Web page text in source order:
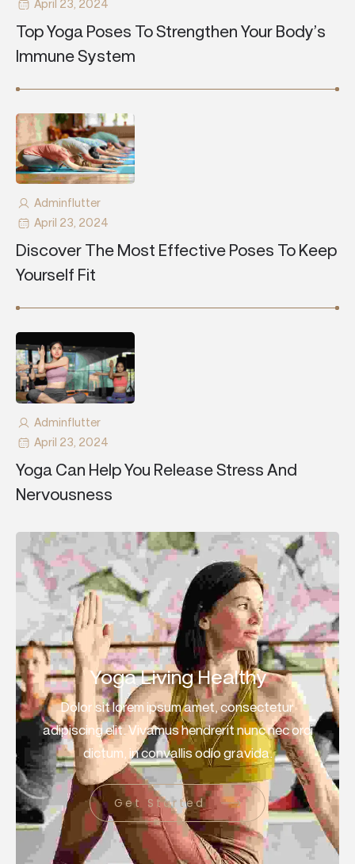
April 23, 2024
Top Yoga Poses To Strengthen Your Body’s
Immune System
April 23, 2024
Adminflutter
Discover The Most Effective Poses To Keep
Yourself Fit
April 23, 2024
Adminflutter
Yoga Can Help You Release Stress And
Nervousness
Yoga Living Healthy
Dolor sit lorem ipsum amet, consectetur
adipiscing elit. Vivamus hendrerit nunc nec orci
dictum, in convallis odio gravida.
Get Started